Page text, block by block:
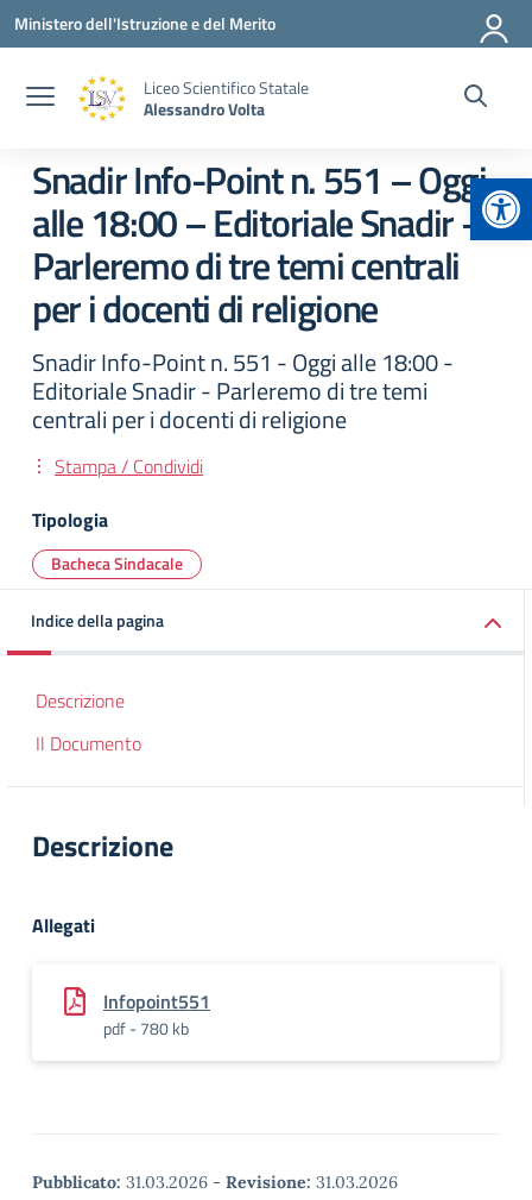
Vai ai contenuti
Vai al menu di navigazione
Vai al footer
Ministero dell'Istruzione e del Merito
Liceo Scientifico Statale
Alessandro Volta
Snadir Info-Point n. 551 – Oggi
alle 18:00 – Editoriale Snadir –
Parleremo di tre temi centrali
per i docenti di religione
Snadir Info-Point n. 551 - Oggi alle 18:00 -
Editoriale Snadir - Parleremo di tre temi
centrali per i docenti di religione
Stampa / Condividi
Tipologia
Bacheca Sindacale
Indice della pagina
Descrizione
Il Documento
Descrizione
Allegati
Infopoint551
pdf - 780 kb
Pubblicato: 31.03.2026 - Revisione: 31.03.2026